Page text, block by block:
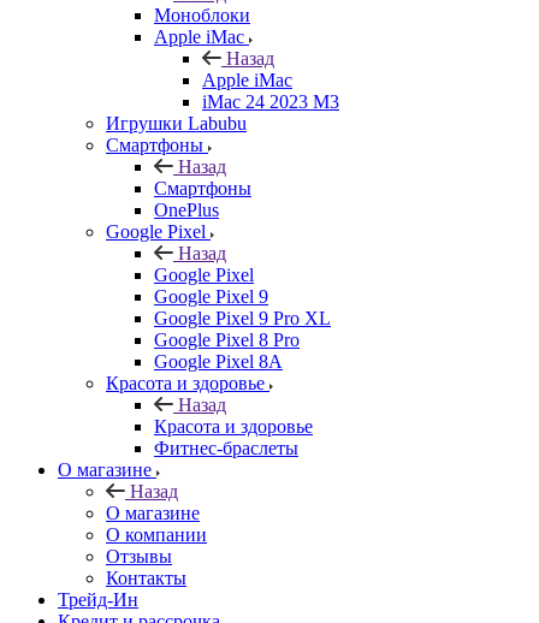
Моноблоки
Apple iMac
Назад
Apple iMac
iMac 24 2023 M3
Игрушки Labubu
Смартфоны
Назад
Смартфоны
OnePlus
Google Pixel
Назад
Google Pixel
Google Pixel 9
Google Pixel 9 Pro XL
Google Pixel 8 Pro
Google Pixel 8A
Красота и здоровье
Назад
Красота и здоровье
Фитнес-браслеты
О магазине
Назад
О магазине
О компании
Отзывы
Контакты
Трейд-Ин